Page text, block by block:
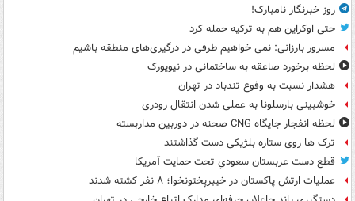
روز خبرنگار نامبارک!
حتی اوکراین هم به ترکیه حمله کرد
مسرور بارزانی: نمی خواهیم طرفی در درگیری‌های منطقه باشیم
لحظه برخورد صاعقه به ساختمانی در نیویورک
هشدار نسبت به وفوع تندباد در تهران
خوشبینی بارسلونا به عملی شدن انتقال رودری
لحظه انفجار جایگاه CNG صحنه در دوربین مداربسته
ترک ها روی ستاره بلژیکی دست گذاشتند
قطع دست عربستان سعودیِ تحت حمایت آمریکا
عملیات ارتش پاکستان در خیبرپختونخوا؛ ۸ نفر کشته شدند